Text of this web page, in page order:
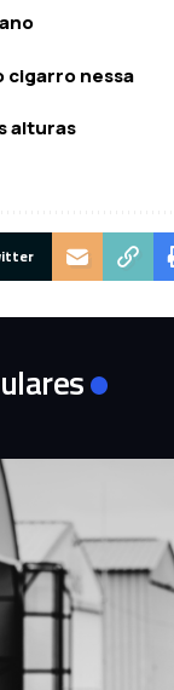
cigarro nessa
alturas